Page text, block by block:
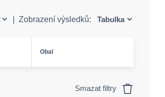
Zobrazení výsledků:
Obal
Smazat filtry